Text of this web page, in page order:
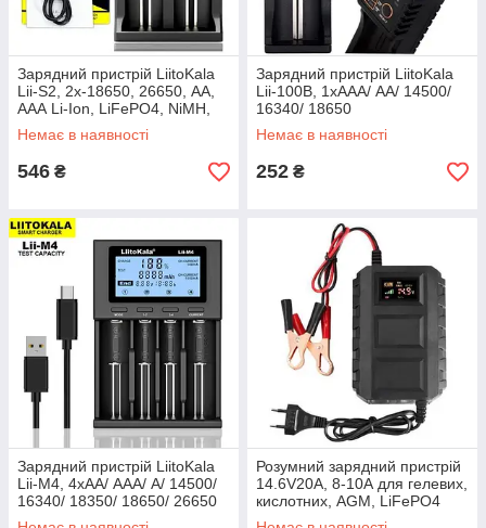
Зарядний пристрій LiitoKala
Lii-S2, 2x-18650, 26650, АА,
ААА Li-Ion, LiFePO4, NiMH,
ОРИГІНАЛ
Немає в наявності
546 ₴
Зарядний пристрій LiitoKala
Lii-100B, 1xААА/ АА/ 14500/
16340/ 18650
Немає в наявності
252 ₴
Зарядний пристрій LiitoKala
Lii-M4, 4хАА/ ААА/ A/ 14500/
16340/ 18350/ 18650/ 26650
Розумний зарядний пристрій
14.6V20A, 8-10А для гелевих,
кислотних, AGM, LiFePO4
акумуляторів